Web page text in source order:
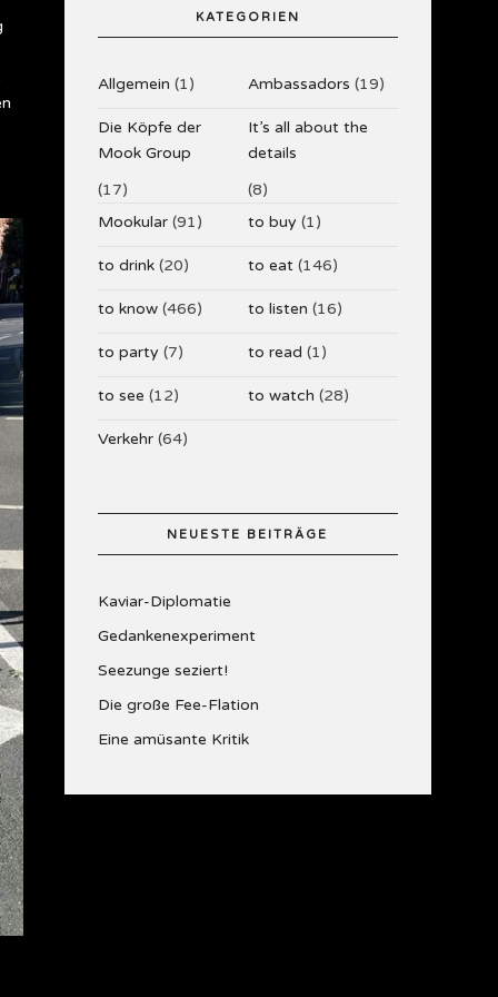
KATEGORIEN
Allgemein (1) Ambassadors (19)
Die Köpfe der
Mook Group
(17)
It’s all about the
details
(8)
Mookular(91) to buy (1)
to drink(20) to eat(146)
to know(466) to listen (16)
to party (7) to read (1)
to see (12) to watch (28)
Verkehr(64)
NEUESTE BEITRÄGE
Kaviar-Diplomatie
Gedankenexperiment
Seezunge seziert!
Die große Fee-Flation
Eine amüsante Kritik